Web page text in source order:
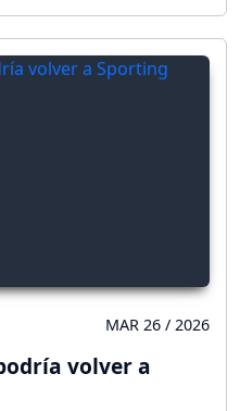
MAR 26 / 2026
volver a